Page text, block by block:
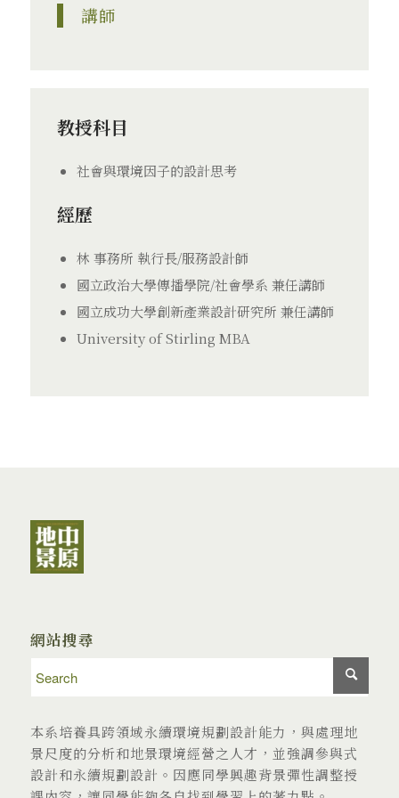
講師
教授科目
社會與環境因子的設計思考
經歷
林 事務所 執行長/服務設計師
國立政治大學傳播學院/社會學系 兼任講師
國立成功大學創新產業設計研究所 兼任講師
University of Stirling MBA
網站搜尋
本系培養具跨領域永續環境規劃設計能力，與處理地
景尺度的分析和地景環境經營之人才，並強調參與式
設計和永續規劃設計。因應同學興趣背景彈性調整授